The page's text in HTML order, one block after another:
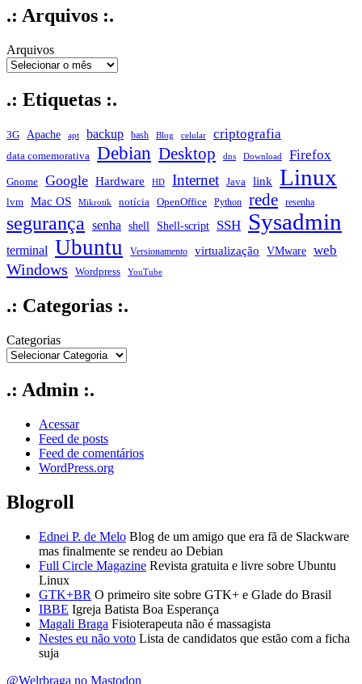
.: Arquivos :.
Arquivos
.: Etiquetas :.
3G Apache apt backup bash Blog celular criptografia
data comemorativa Debian Desktop dns Download Firefox
Gnome Google Hardware HD Internet Java link Linux
lvm Mac OS Mikrotik notícia OpenOffice Python rede resenha
segurança senha shell Shell-script SSH Sysadmin
terminal Ubuntu Versionamento virtualização VMware web
Windows Wordpress YouTube
.: Categorias :.
Categorias
.: Admin :.
Acessar
Feed de posts
Feed de comentários
WordPress.org
Blogroll
Ednei P. de Melo Blog de um amigo que era fã de Slackware
mas finalmente se rendeu ao Debian
Full Circle Magazine Revista gratuita e livre sobre Ubuntu
Linux
GTK+BR O primeiro site sobre GTK+ e Glade do Brasil
IBBE Igreja Batista Boa Esperança
Magali Braga Fisioterapeuta não é massagista
Nestes eu não voto Lista de candidatos que estão com a ficha
suja
@Welrbraga no Mastodon